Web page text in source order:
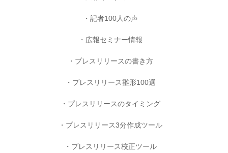
記者100人の声
広報セミナー情報
プレスリリースの書き方
プレスリリース雛形100選
プレスリリースのタイミング
プレスリリース3分作成ツール
プレスリリース校正ツール